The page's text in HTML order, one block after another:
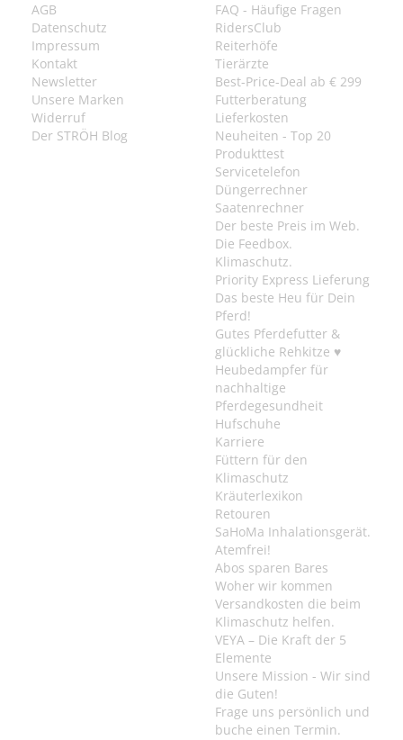
AGB
Datenschutz
Impressum
Kontakt
Newsletter
Unsere Marken
Widerruf
Der STRÖH Blog
FAQ - Häufige Fragen
RidersClub
Reiterhöfe
Tierärzte
Best-Price-Deal ab € 299
Futterberatung
Lieferkosten
Neuheiten - Top 20
Produkttest
Servicetelefon
Düngerrechner
Saatenrechner
Der beste Preis im Web.
Die Feedbox.
Klimaschutz.
Priority Express Lieferung
Das beste Heu für Dein
Pferd!
Gutes Pferdefutter &
glückliche Rehkitze ♥
Heubedampfer für
nachhaltige
Pferdegesundheit
Hufschuhe
Karriere
Füttern für den
Klimaschutz
Kräuterlexikon
Retouren
SaHoMa Inhalationsgerät.
Atemfrei!
Abos sparen Bares
Woher wir kommen
Versandkosten die beim
Klimaschutz helfen.
VEYA – Die Kraft der 5
Elemente
Unsere Mission - Wir sind
die Guten!
Frage uns persönlich und
buche einen Termin.